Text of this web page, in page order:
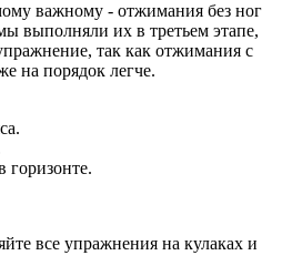
важному - отжимания без ног
выполняли их в третьем этапе,
так как отжимания с
на порядок легче.
горизонте.
все упражнения на кулаках и